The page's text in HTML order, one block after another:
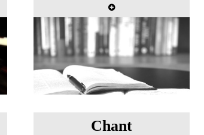
Master class de clavecin avec
Ilton Wjuniski
Chant